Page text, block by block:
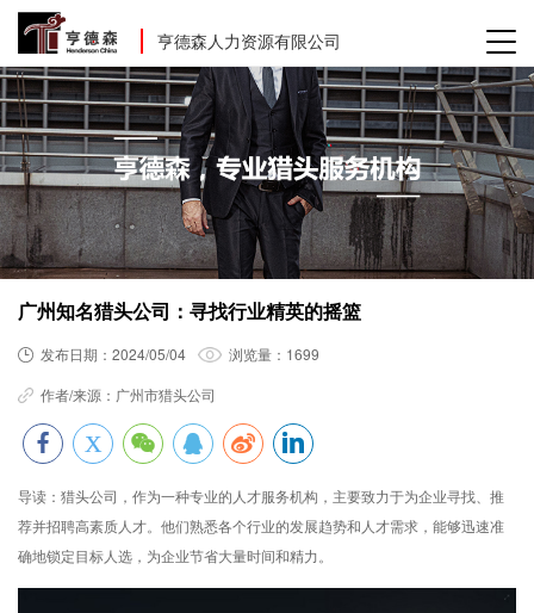
亨德森人力资源有限公司
广州知名猎头公司：寻找行业精英的摇篮
发布日期： 2024/05/04 浏览量： 1699
作者/来源： 广州市猎头公司
导读： 猎头公司，作为一种专业的人才服务机构，主要致力于为企业寻找、推
荐并招聘高素质人才。他们熟悉各个行业的发展趋势和人才需求，能够迅速准
确地锁定目标人选，为企业节省大量时间和精力。